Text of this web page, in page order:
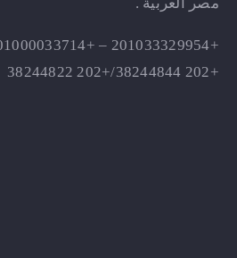
+201033329954 – +201000033714
+202 38244844/+202 38244822